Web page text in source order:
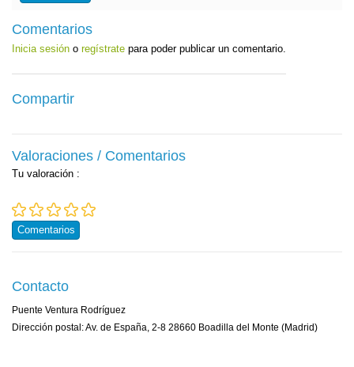
Comentarios
Inicia sesión o regístrate para poder publicar un comentario.
Compartir
Valoraciones / Comentarios
Tu valoración :
Comentarios
Contacto
Puente Ventura Rodríguez
Dirección postal: Av. de España, 2-8 28660 Boadilla del Monte (Madrid)